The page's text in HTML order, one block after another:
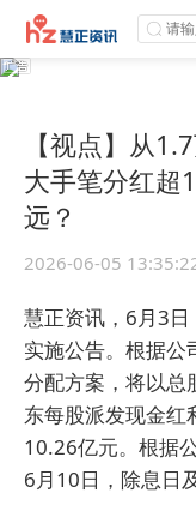
【视点】从
大手笔分红超
远？
2026-06-05
慧正资讯，6月3
实施公告。根据
分配方案，将以总
东每股派发现金红
10.26亿元。根据
6月10日，除息日